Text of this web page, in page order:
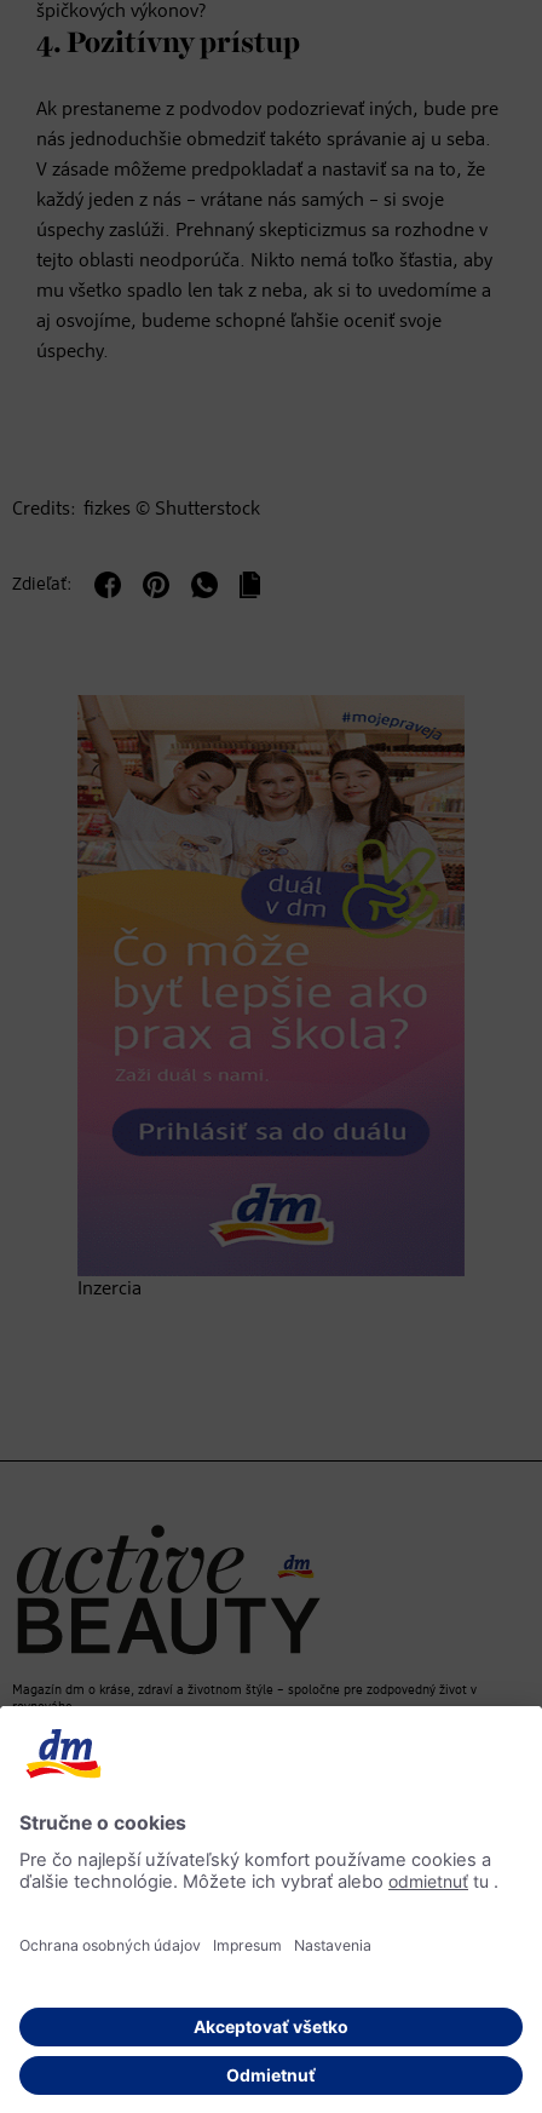
špičkových výkonov?
4. Pozitívny prístup
Ak prestaneme z podvodov podozrievať iných, bude pre
nás jednoduchšie obmedziť takéto správanie aj u seba.
V zásade môžeme predpokladať a nastaviť sa na to, že
každý jeden z nás – vrátane nás samých – si svoje
úspechy zaslúži. Prehnaný skepticizmus sa rozhodne v
tejto oblasti neodporúča. Nikto nemá toľko šťastia, aby
mu všetko spadlo len tak z neba, ak si to uvedomíme a
aj osvojíme, budeme schopné ľahšie oceniť svoje
úspechy.
Credits: fizkes © Shutterstock
Zdieľať:
Inzercia
Magazín dm o kráse, zdraví a životnom štýle – spoločne pre zodpovedný život v
rovnováhe
© 2026 dm drogerie markt, spol. s r.o.